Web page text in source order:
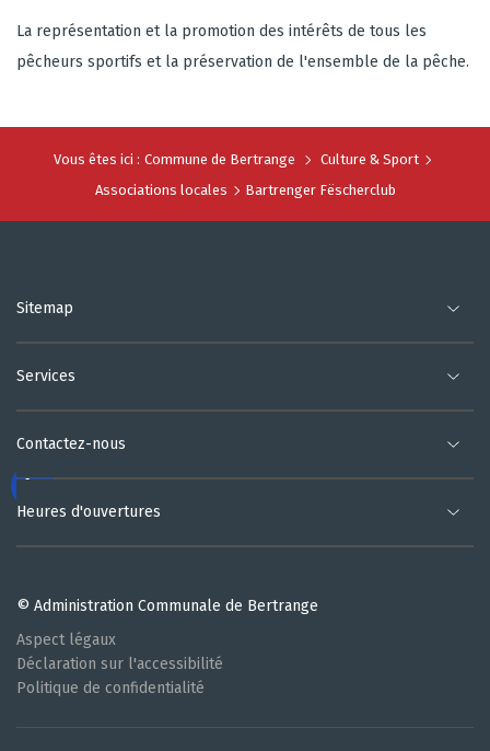
La représentation et la promotion des intérêts de tous les
pêcheurs sportifs et la préservation de l'ensemble de la pêche.
Vous êtes ici : Commune de Bertrange
Culture & Sport
Associations locales
Bartrenger Fëscherclub
Sitemap
Services
Contactez-nous
Heures d'ouvertures
© Administration Communale de Bertrange
Aspect légaux
Déclaration sur l'accessibilité
Politique de confidentialité